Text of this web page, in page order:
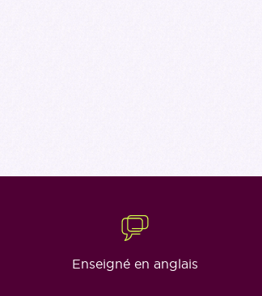
Enseigné en anglais